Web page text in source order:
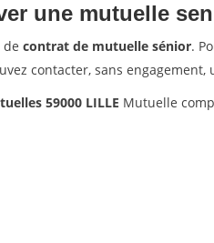
une mutuelle
contrat de mutuelle sénior.
contacter, sans
59000 LILLE Mutuelle